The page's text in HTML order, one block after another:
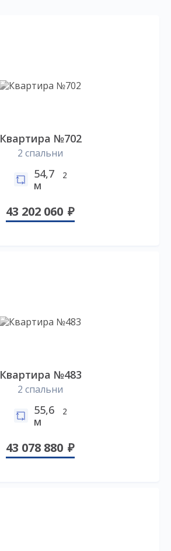
Квартира №702
2 спальни
54,7
м
2
43 202 060
Квартира №483
2 спальни
55,6
м
2
43 078 880